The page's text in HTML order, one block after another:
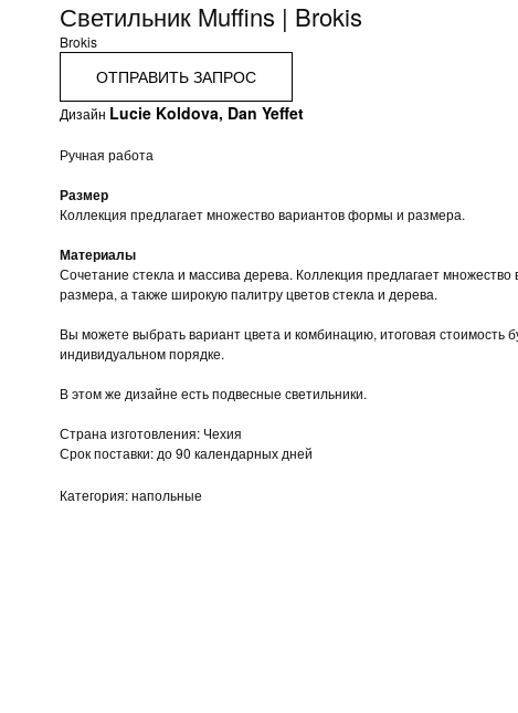
Светильник Muffins | Brokis
Brokis
ОТПРАВИТЬ ЗАПРОС
Дизайн Lucie Koldova, Dan Yeffet
Ручная работа
Размер
Коллекция предлагает множество вариантов формы и размера.
Материалы
Сочетание стекла и массива дерева. Коллекция предлагает
размера, а также широкую палитру цветов стекла и дерева.
Вы можете выбрать вариант цвета и комбинацию, итоговая стоимость
индивидуальном порядке.
В этом же дизайне есть подвесные светильники.
Страна изготовления: Чехия
Срок поставки: до 90 календарных дней
Категория: напольные